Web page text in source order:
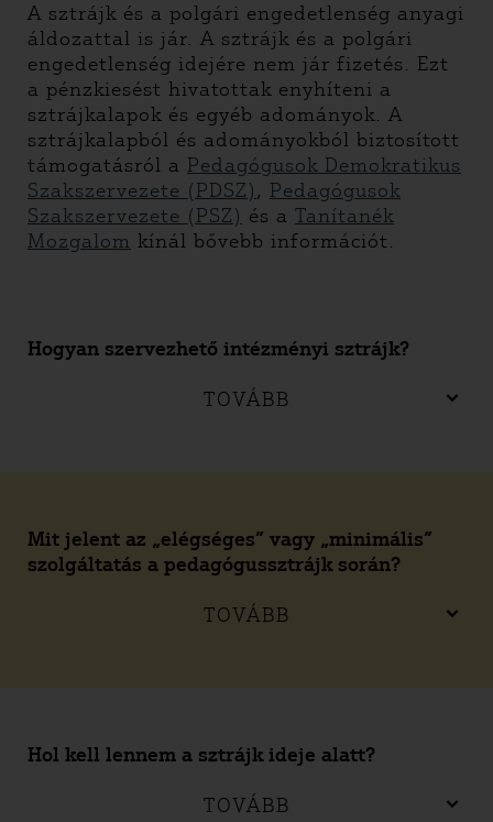
A sztrájk és a polgári engedetlenség anyagi
áldozattal is jár. A sztrájk és a polgári
engedetlenség idejére nem jár fizetés. Ezt
a pénzkiesést hivatottak enyhíteni a
sztrájkalapok és egyéb adományok. A
sztrájkalapból és adományokból biztosított
támogatásról a Pedagógusok Demokratikus
Szakszervezete (PDSZ), Pedagógusok
Szakszervezete (PSZ) és a Tanítanék
Mozgalom kínál bővebb információt.
Hogyan szervezhető intézményi sztrájk?
TOVÁBB
Mit jelent az „elégséges” vagy „minimális”
szolgáltatás a pedagógussztrájk során?
TOVÁBB
Hol kell lennem a sztrájk ideje alatt?
TOVÁBB